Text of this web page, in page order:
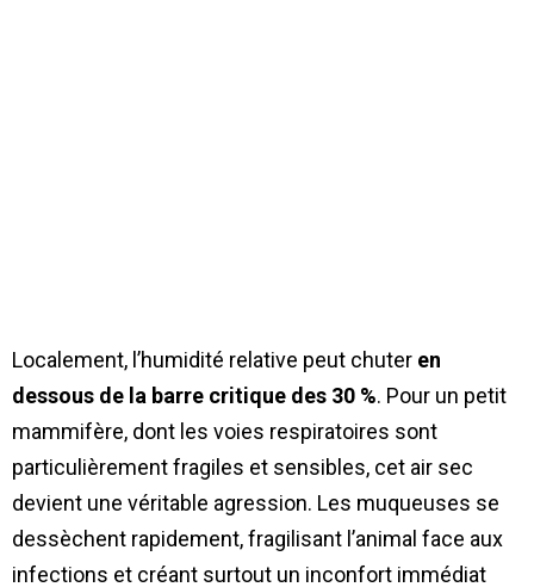
Localement, l’humidité relative peut chuter en
dessous de la barre critique des 30 %. Pour un petit
mammifère, dont les voies respiratoires sont
particulièrement fragiles et sensibles, cet air sec
devient une véritable agression. Les muqueuses se
dessèchent rapidement, fragilisant l’animal face aux
infections et créant surtout un inconfort immédiat